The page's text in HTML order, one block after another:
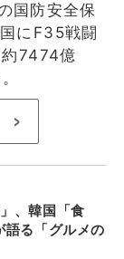
国防安全保
にF35戦闘
7474億
>
、韓国「食
る「グルメの